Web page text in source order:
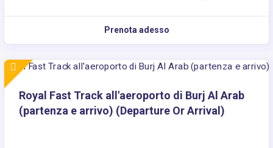
Prenota adesso
Royal Fast Track all'aeroporto di Burj Al Arab
(partenza e arrivo) (Departure Or Arrival)